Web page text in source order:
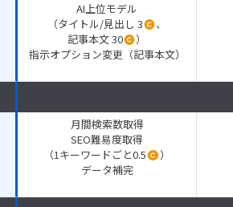
AI上位モデル
（タイトル/見出し 3
、
記事本文 30
）
指示オプション変更（記事本文）
月間検索数取得
SEO難易度取得
（1キーワードごと0.5
）
データ補完